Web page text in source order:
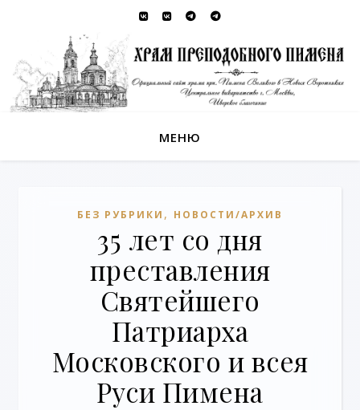
МЕНЮ
БЕЗ РУБРИКИ , НОВОСТИ/АРХИВ
35 лет со дня
преставления
Святейшего
Патриарха
Московского и всея
Руси Пимена